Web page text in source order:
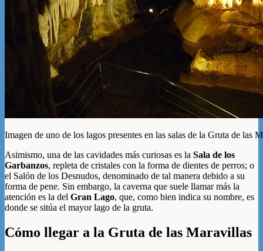
Imagen de uno de los lagos presentes en las salas de la Gruta de las
Asimismo, una de las cavidades más curiosas es la Sala de los
Garbanzos, repleta de cristales con la forma de dientes de perros; o
el Salón de los Desnudos, denominado de tal manera debido a su
forma de pene. Sin embargo, la caverna que suele llamar más la
atención es la del Gran Lago, que, como bien indica su nombre, es
donde se sitúa el mayor lago de la gruta.
Cómo llegar a la Gruta de las Maravillas